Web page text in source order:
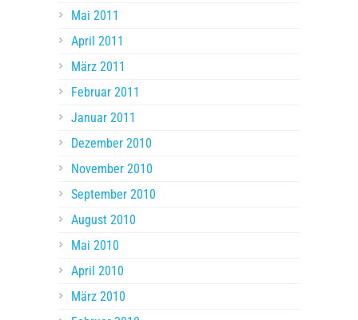
Mai 2011
April 2011
März 2011
Februar 2011
Januar 2011
Dezember 2010
November 2010
September 2010
August 2010
Mai 2010
April 2010
März 2010